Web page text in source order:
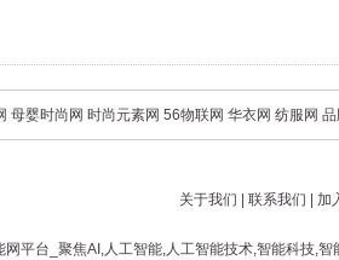
母婴时尚网 时尚元素网 56物联网 华衣网 纺服网 品
关于我们 联系我们 加
网平台_聚焦AI,人工智能,人工智能技术,智能科技,